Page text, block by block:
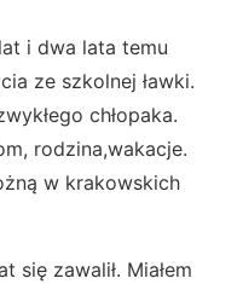
i dwa lata temu
ze szkolnej ławki.
chłopaka.
rodzina,wakacje.
w krakowskich
się zawalił. Miałem